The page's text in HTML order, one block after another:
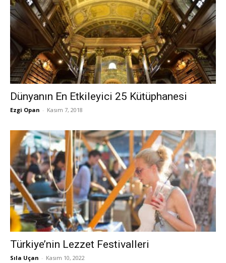
Dünyanın En Etkileyici 25 Kütüphanesi
Ezgi Opan - Kasım 7, 2018
Türkiye’nin Lezzet Festivalleri
Sıla Uçan - Kasım 10, 2022